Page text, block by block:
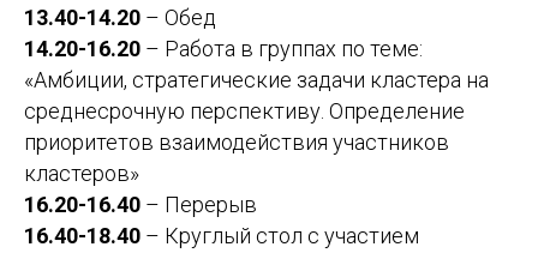
13.40-14.20 – Обед
14.20-16.20 – Работа в группах по теме:
«Амбиции, стратегические задачи кластера на
среднесрочную перспективу. Определение
приоритетов взаимодействия участников
кластеров»
16.20-16.40 – Перерыв
16.40-18.40 – Круглый стол с участием